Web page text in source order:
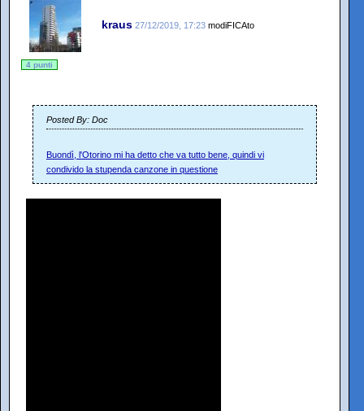
kraus 27/12/2019, 17:23 modiFICAto
4 punti
Posted By: Doc
Buondì, l'Otorino mi ha detto che va tutto bene, quindi vi
condivido la stupenda canzone in questione